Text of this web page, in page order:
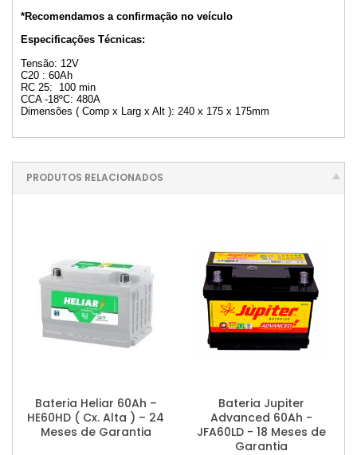
*Recomendamos a confirmação no veículo
Especificações Técnicas:
Tensão: 12V
C20 : 60Ah
RC 25: 100 min
CCA -18ºC: 480A
Dimensões ( Comp x Larg x Alt ): 240 x 175 x 175mm
PRODUTOS RELACIONADOS
Bateria Heliar 60Ah –
HE60HD ( Cx. Alta ) – 24
Meses de Garantia
Bateria Jupiter
Advanced 60Ah -
JFA60LD - 18 Meses de
Garantia